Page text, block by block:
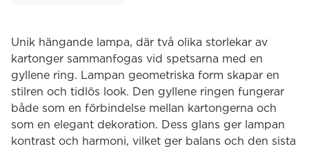
Unik hängande lampa, där två olika storlekar av
kartonger sammanfogas vid spetsarna med en
gyllene ring. Lampan geometriska form skapar en
stilren och tidlös look. Den gyllene ringen fungerar
både som en förbindelse mellan kartongerna och
som en elegant dekoration. Dess glans ger lampan
kontrast och harmoni, vilket ger balans och den sista